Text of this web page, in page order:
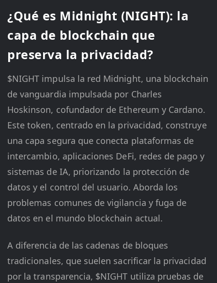
¿Qué es Midnight (NIGHT): la
capa de blockchain que
preserva la privacidad?
$NIGHT impulsa la red Midnight, una blockchain
de vanguardia impulsada por Charles
Hoskinson, cofundador de Ethereum y Cardano.
Este token, centrado en la privacidad, construye
una capa segura que conecta plataformas de
intercambio, aplicaciones DeFi, redes de pago y
sistemas de IA, priorizando la protección de
datos y el control del usuario. Aborda los
problemas comunes de vigilancia y fuga de
datos en el mundo blockchain actual.
A diferencia de las cadenas de bloques
tradicionales, que suelen sacrificar la privacidad
por la transparencia, $NIGHT utiliza pruebas de